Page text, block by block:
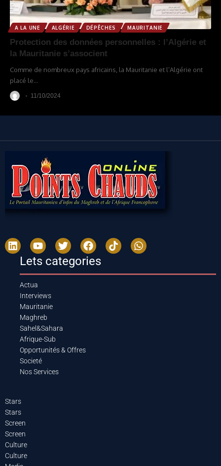
A LA UNE ALGÉRIE DÉPÊCHES MAURITANIE
Protection des données personnelles : l’Algérie et
la Mauritanie s’associent
Comme de nombreux pays africains, la Mauritanie et l’Algérie ont
placé le…
11/10/2024
Lets categories
Actua
Interviews
Mauritanie
Maghreb
Sahel&Sahara
Afrique-Sub
Opportunités & Offres
Societé
Nos Services
Stars
Stars
Screen
Screen
Culture
Culture